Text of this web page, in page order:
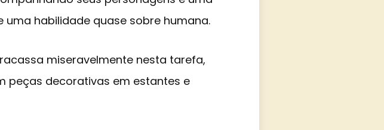
habilidade quase sobre humana.
miseravelmente nesta tarefa,
peças decorativas em estantes e